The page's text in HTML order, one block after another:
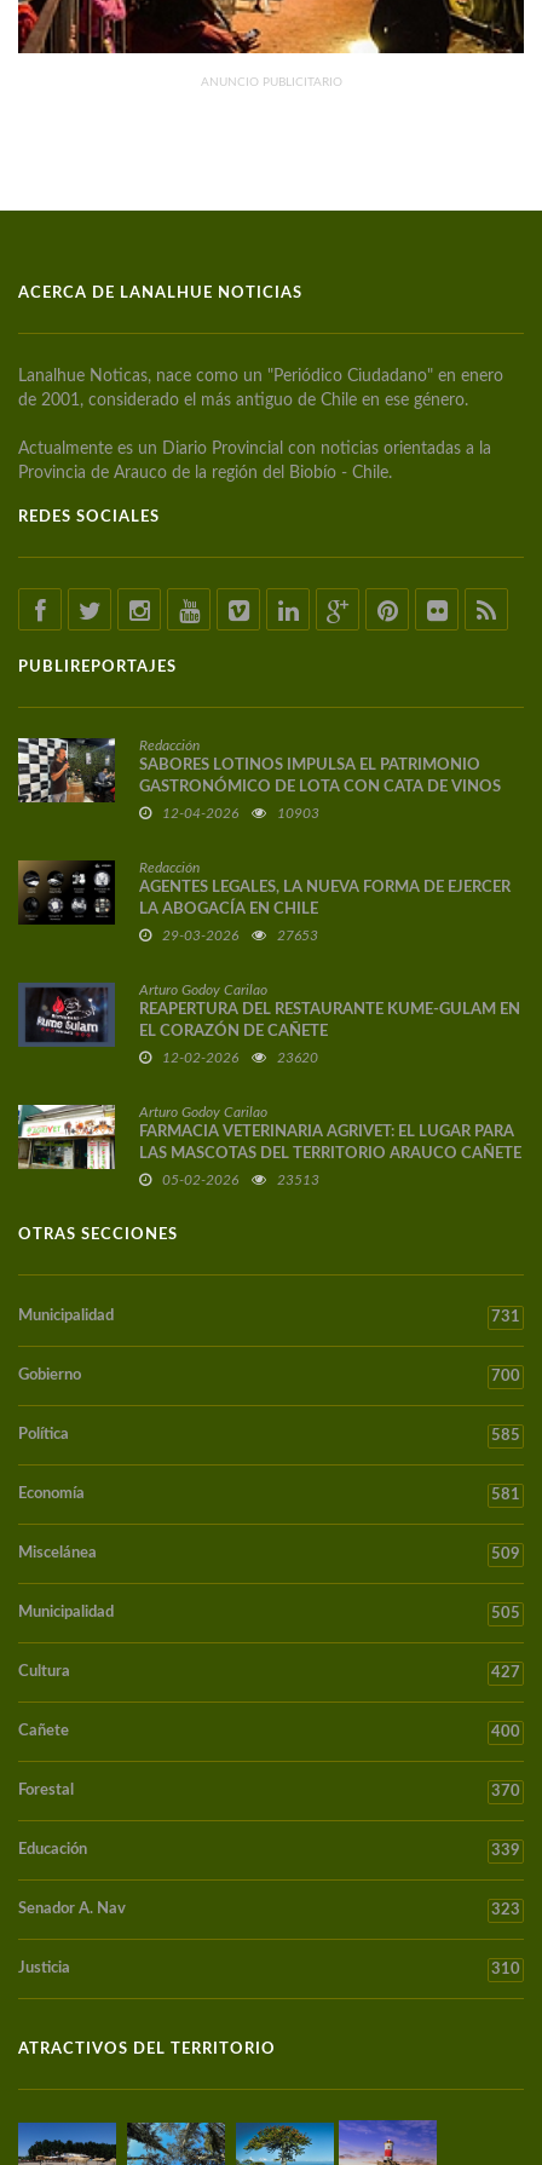
ANUNCIO PUBLICITARIO
ACERCA DE LANALHUE NOTICIAS
Lanalhue Noticas, nace como un "Periódico Ciudadano" en enero
de 2001, considerado el más antiguo de Chile en ese género.
Actualmente es un Diario Provincial con noticias orientadas a la
Provincia de Arauco de la región del Biobío - Chile.
REDES SOCIALES
PUBLIREPORTAJES
Redacción
SABORES LOTINOS IMPULSA EL PATRIMONIO
GASTRONÓMICO DE LOTA CON CATA DE VINOS
DE AUTOR
12-04-2026 10903
Redacción
AGENTES LEGALES, LA NUEVA FORMA DE EJERCER
LA ABOGACÍA EN CHILE
29-03-2026 27653
Arturo Godoy Carilao
REAPERTURA DEL RESTAURANTE KUME-GULAM EN
EL CORAZÓN DE CAÑETE
12-02-2026 23620
Arturo Godoy Carilao
FARMACIA VETERINARIA AGRIVET: EL LUGAR PARA
LAS MASCOTAS DEL TERRITORIO ARAUCO CAÑETE
05-02-2026 23513
OTRAS SECCIONES
Municipalidad 731
Gobierno 700
Política 585
Economía 581
Miscelánea 509
Municipalidad 505
Cultura 427
Cañete 400
Forestal 370
Educación 339
Senador A. Nav 323
Justicia 310
ATRACTIVOS DEL TERRITORIO